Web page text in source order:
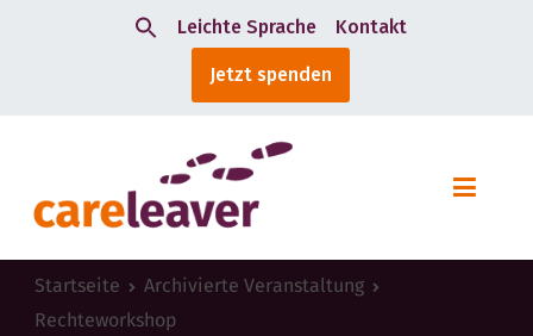
Leichte Sprache Kontakt
Jetzt spenden
Startseite
Archivierte Veranstaltung
Rechteworkshop